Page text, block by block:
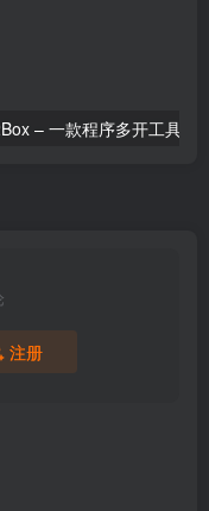
– 一款程序多开工具
注册